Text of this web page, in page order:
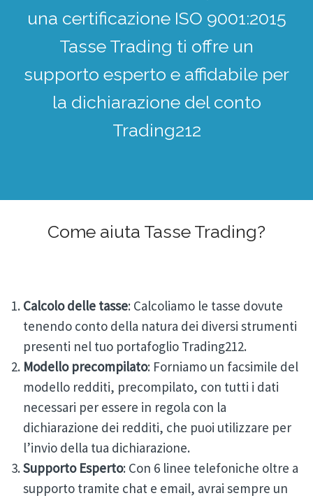
una certificazione ISO 9001:2015
Tasse Trading ti offre un
supporto esperto e affidabile per
la dichiarazione del conto
Trading212
Come aiuta Tasse Trading?
Calcolo delle tasse: Calcoliamo le tasse dovute
tenendo conto della natura dei diversi strumenti
presenti nel tuo portafoglio Trading212.
Modello precompilato: Forniamo un facsimile del
modello redditi, precompilato, con tutti i dati
necessari per essere in regola con la
dichiarazione dei redditi, che puoi utilizzare per
l’invio della tua dichiarazione.
Supporto Esperto: Con 6 linee telefoniche oltre a
supporto tramite chat e email, avrai sempre un